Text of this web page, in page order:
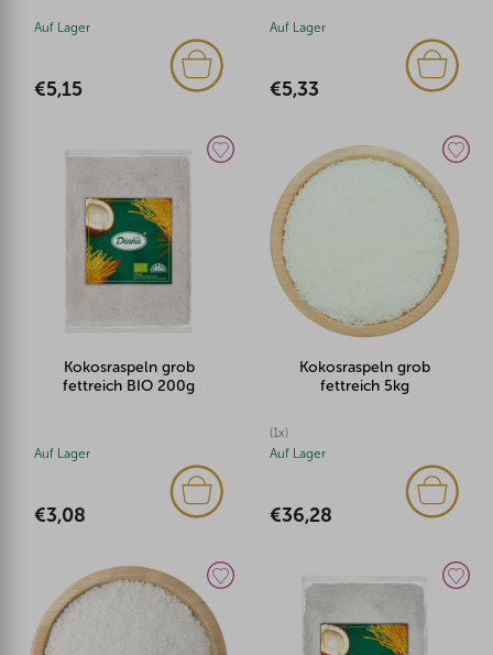
Auf Lager
€5,15
Auf Lager
€5,33
Kokosraspeln grob
fettreich BIO 200g
Auf Lager
€3,08
Kokosraspeln grob
fettreich 5kg
(1x)
Auf Lager
€36,28